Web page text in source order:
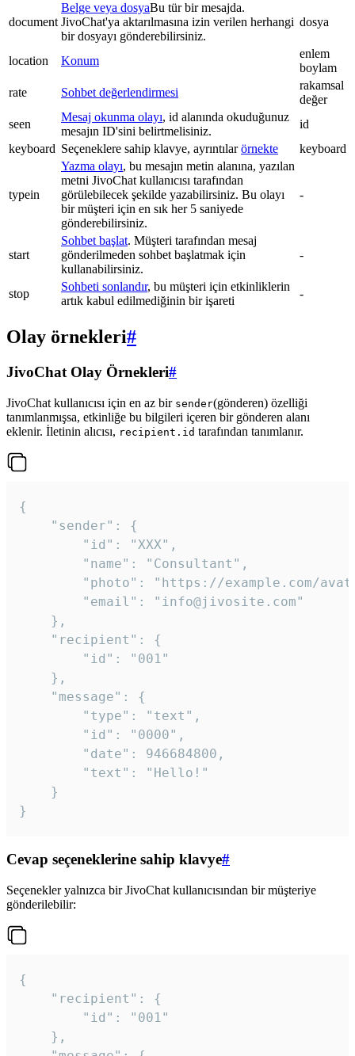
document
Belge veya dosyaBu tür bir mesajda.
JivoChat'ya aktarılmasına izin verilen herhangi
bir dosyayı gönderebilirsiniz.
dosya
location Konum
enlem
boylam
rate
Sohbet değerlendirmesi
rakamsal
değer
seen
Mesaj okunma olayı, id alanında okuduğunuz
mesajın ID'sini belirtmelisiniz.
id
keyboard Seçeneklere sahip klavye, ayrıntılarörnekte keyboard
typein
Yazma olayı, bu mesajın metin alanına, yazılan
metni JivoChat kullanıcısı tarafından
görülebilecek şekilde yazabilirsiniz. Bu olayı
bir müşteri için en sık her 5 saniyede
gönderebilirsiniz.
-
start
Sohbet başlat. Müşteri tarafından mesaj
gönderilmeden sohbet başlatmak için
kullanabilirsiniz.
-
stop
Sohbeti sonlandır, bu müşteri için etkinliklerin
artık kabul edilmediğinin bir işareti
-
Olay örnekleri#
JivoChat Olay Örnekleri#
JivoChat kullanıcısı için en az bir sender(gönderen) özelliği
tanımlanmışsa, etkinliğe bu bilgileri içeren bir gönderen alanı
eklenir. İletinin alıcısı, recipient.id tarafından tanımlanır.
{
}
Cevap seçeneklerine sahip klavye#
Seçenekler yalnızca bir JivoChat kullanıcısından bir müşteriye
gönderilebilir:
{